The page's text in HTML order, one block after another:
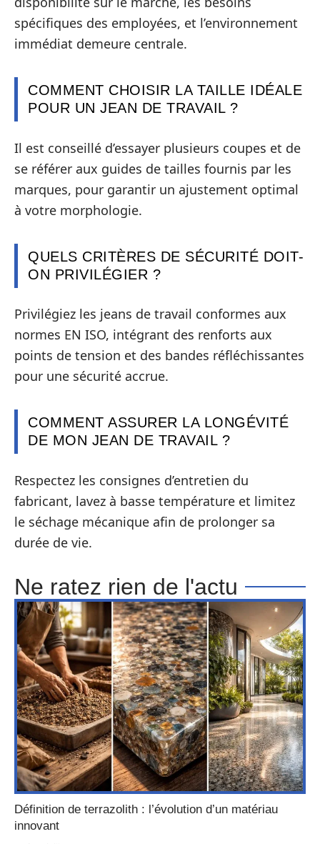
spécifiques des employées, et l’environnement
immédiat demeure centrale.
COMMENT CHOISIR LA TAILLE IDÉALE
POUR UN JEAN DE TRAVAIL ?
Il est conseillé d’essayer plusieurs coupes et de
se référer aux guides de tailles fournis par les
marques, pour garantir un ajustement optimal
à votre morphologie.
QUELS CRITÈRES DE SÉCURITÉ DOIT-
ON PRIVILÉGIER ?
Privilégiez les jeans de travail conformes aux
normes EN ISO, intégrant des renforts aux
points de tension et des bandes réfléchissantes
pour une sécurité accrue.
COMMENT ASSURER LA LONGÉVITÉ
DE MON JEAN DE TRAVAIL ?
Respectez les consignes d’entretien du
fabricant, lavez à basse température et limitez
le séchage mécanique afin de prolonger sa
durée de vie.
Ne ratez rien de l'actu
Définition de terrazolith : l’évolution d’un matériau
innovant